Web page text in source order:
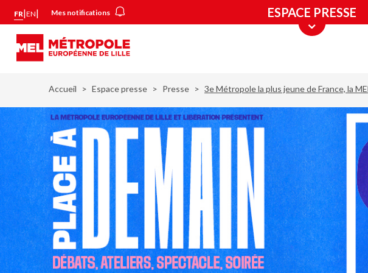
principal
FR|EN| Mes notifications ESPACE PRESSE
Accueil Espace presse Presse 3e Métropole la plus jeune de France, la
Panneau de gestion des cookies